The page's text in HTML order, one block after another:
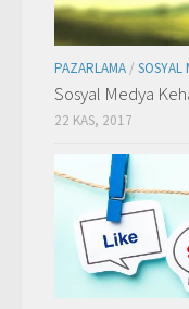
PAZARLAMA / SOSYAL
Sosyal Medya
22 KAS, 2017